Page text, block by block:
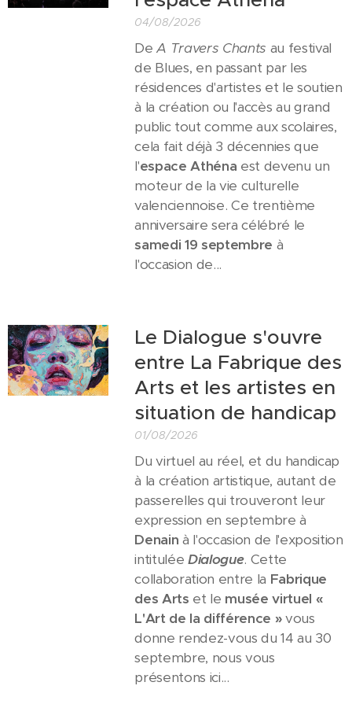
04/08/2026
DeA Travers Chants au festival
de Blues, en passant par les
résidences d'artistes et le soutien
à la création ou l'accès au grand
public tout comme aux scolaires,
cela fait déjà 3 décennies que
l'espace Athéna est devenu un
moteur de la vie culturelle
valenciennoise. Ce trentième
anniversaire sera célébré le
samedi 19 septembre à
l'occasion de...
Le Dialogue s'ouvre
entre La Fabrique des
Arts et les artistes en
situation de handicap
01/08/2026
Du virtuel au réel, et du handicap
à la création artistique, autant de
passerelles qui trouveront leur
expression en septembre à
Denain à l'occasion de l'exposition
intitulée Dialogue. Cette
collaboration entre la Fabrique
des Arts et le musée virtuel «
L'Art de la différence »vous
donne rendez-vous du 14 au 30
septembre, nous vous
présentons ici...